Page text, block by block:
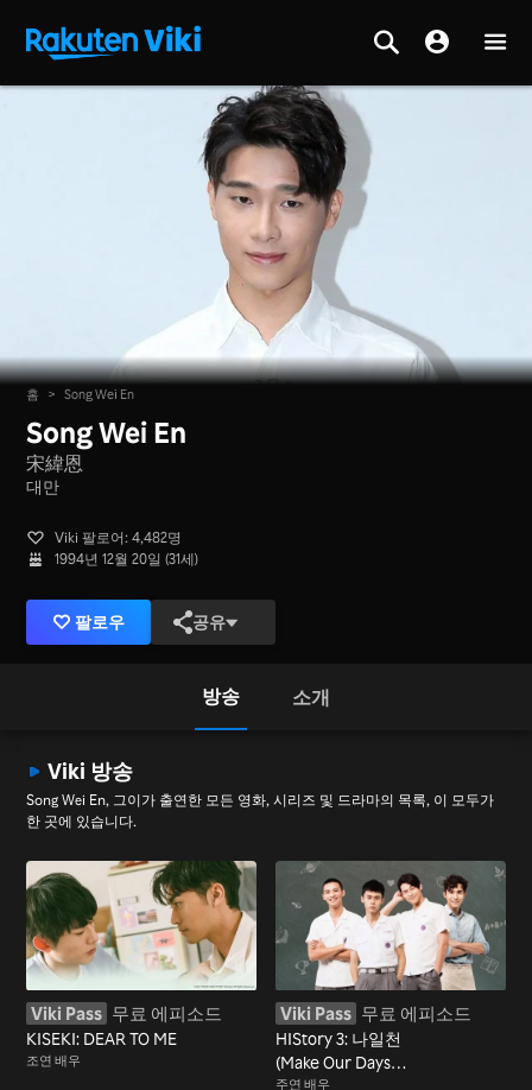
홈 > Song Wei En
Song Wei En
宋緯恩
대만
Viki 팔로어: 4,482명
1994년 12월 20일 (31세)
팔로우 공유
방송 소개
Viki 방송
Song Wei En, 그이가 출연한 모든 영화, 시리즈 및 드라마의 목록, 이 모두가
한 곳에 있습니다.
Viki Pass 무료 에피소드
KISEKI: DEAR TO ME
조연 배우
Viki Pass 무료 에피소드
HIStory 3: 나일천
(Make Our Days
Count)
주연 배우